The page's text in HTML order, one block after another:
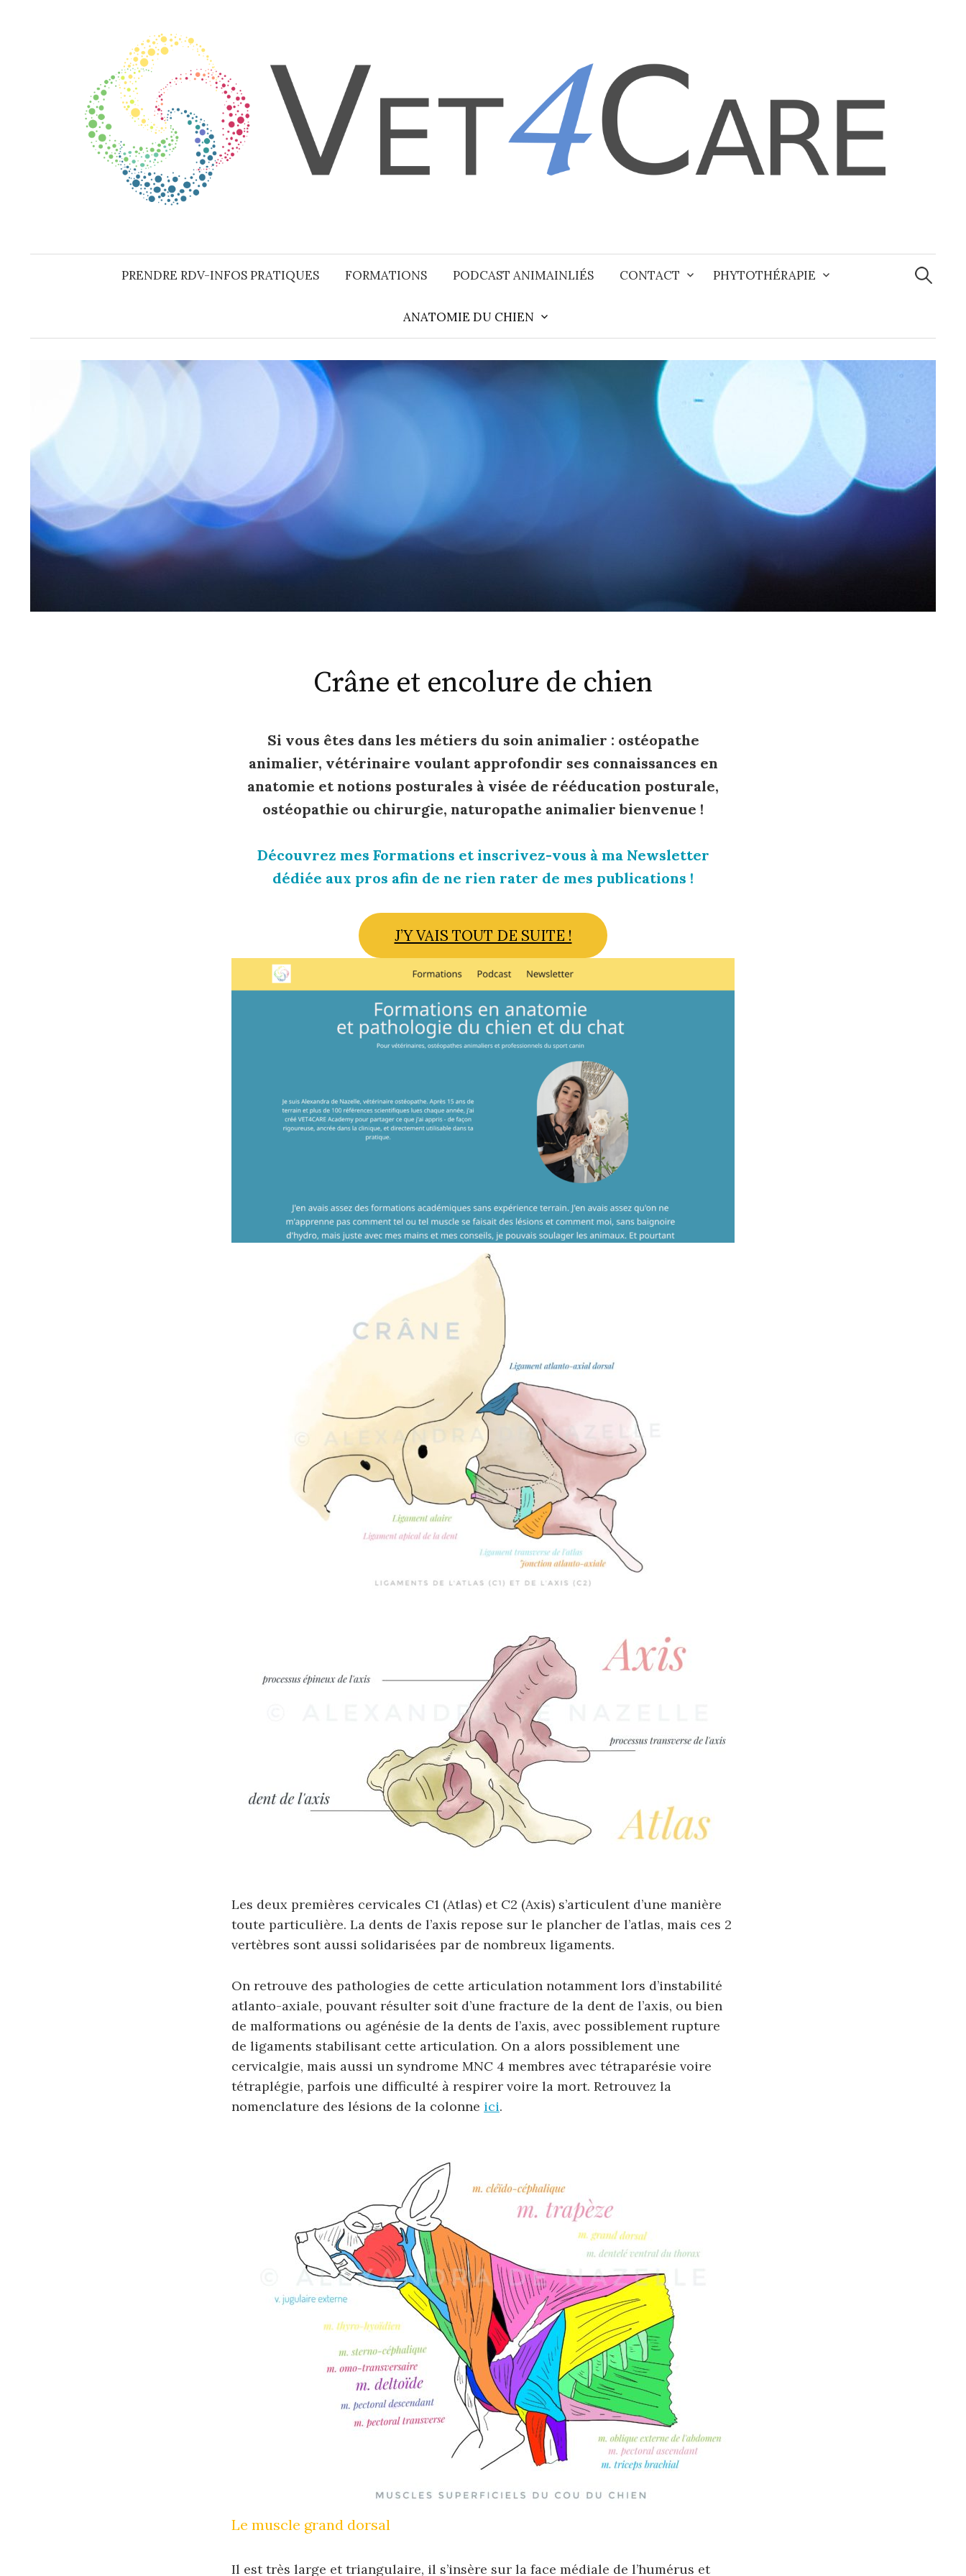
PRENDRE RDV-INFOS PRATIQUES FORMATIONS PODCAST ANIMAINLIÉS CONTACT PHYTOTHÉRAPIE
ANATOMIE DU CHIEN
Crâne et encolure de chien
Si vous êtes dans les métiers du soin animalier : ostéopathe
animalier, vétérinaire voulant approfondir ses connaissances en
anatomie et notions posturales à visée de rééducation posturale,
ostéopathie ou chirurgie, naturopathe animalier bienvenue !
Découvrez mes Formations et inscrivez-vous à ma Newsletter
dédiée aux pros afin de ne rien rater de mes publications !
J’Y VAIS TOUT DE SUITE !
Les deux premières cervicales C1 (Atlas) et C2 (Axis) s’articulent d’une manière
toute particulière. La dents de l’axis repose sur le plancher de l’atlas, mais ces 2
vertèbres sont aussi solidarisées par de nombreux ligaments.
On retrouve des pathologies de cette articulation notamment lors d’instabilité
atlanto-axiale, pouvant résulter soit d’une fracture de la dent de l’axis, ou bien
de malformations ou agénésie de la dents de l’axis, avec possiblement rupture
de ligaments stabilisant cette articulation. On a alors possiblement une
cervicalgie, mais aussi un syndrome MNC 4 membres avec tétraparésie voire
tétraplégie, parfois une difficulté à respirer voire la mort. Retrouvez la
nomenclature des lésions de la colonne ici.
Le muscle grand dorsal
Il est très large et triangulaire, il s’insère sur la face médiale de l’humérus et